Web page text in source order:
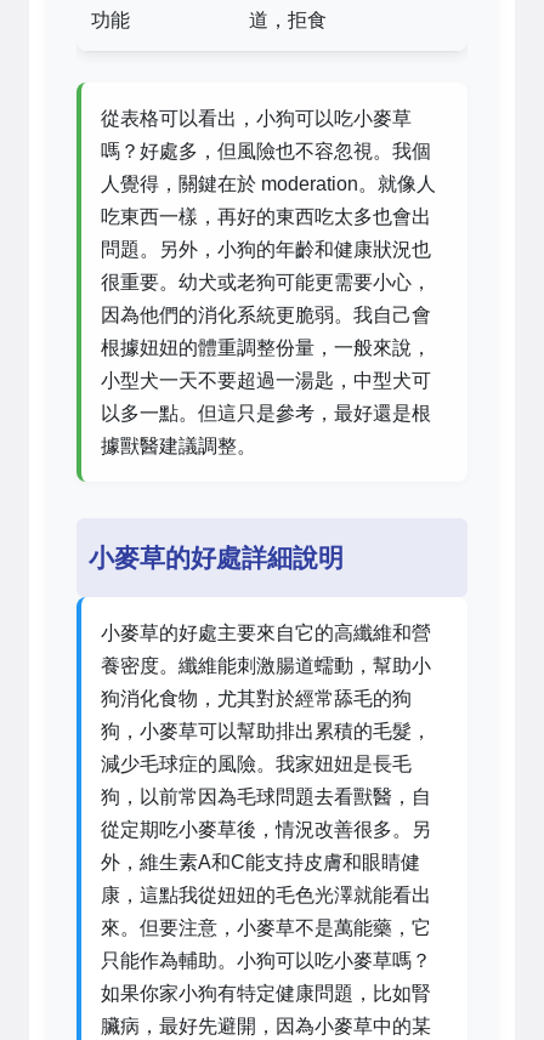
功能
道，拒食
從表格可以看出，小狗可以吃小麥草
嗎？好處多，但風險也不容忽視。我個
人覺得，關鍵在於 moderation。就像人
吃東西一樣，再好的東西吃太多也會出
問題。另外，小狗的年齡和健康狀況也
很重要。幼犬或老狗可能更需要小心，
因為他們的消化系統更脆弱。我自己會
根據妞妞的體重調整份量，一般來說，
小型犬一天不要超過一湯匙，中型犬可
以多一點。但這只是參考，最好還是根
據獸醫建議調整。
小麥草的好處詳細說明
小麥草的好處主要來自它的高纖維和營
養密度。纖維能刺激腸道蠕動，幫助小
狗消化食物，尤其對於經常舔毛的狗
狗，小麥草可以幫助排出累積的毛髮，
減少毛球症的風險。我家妞妞是長毛
狗，以前常因為毛球問題去看獸醫，自
從定期吃小麥草後，情況改善很多。另
外，維生素A和C能支持皮膚和眼睛健
康，這點我從妞妞的毛色光澤就能看出
來。但要注意，小麥草不是萬能藥，它
只能作為輔助。小狗可以吃小麥草嗎？
如果你家小狗有特定健康問題，比如腎
臟病，最好先避開，因為小麥草中的某